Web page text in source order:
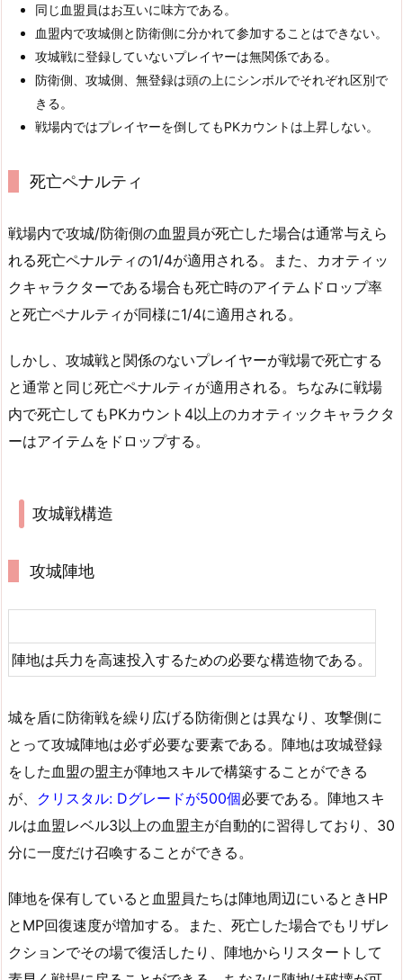
同じ血盟員はお互いに味方である。
血盟内で攻城側と防衛側に分かれて参加することはできない。
攻城戦に登録していないプレイヤーは無関係である。
防衛側、攻城側、無登録は頭の上にシンボルでそれぞれ区別で
きる。
戦場内ではプレイヤーを倒してもPKカウントは上昇しない。
死亡ペナルティ
戦場内で攻城/防衛側の血盟員が死亡した場合は通常与えら
れる死亡ペナルティの1/4が適用される。また、カオティッ
クキャラクターである場合も死亡時のアイテムドロップ率
と死亡ペナルティが同様に1/4に適用される。
しかし、攻城戦と関係のないプレイヤーが戦場で死亡する
と通常と同じ死亡ペナルティが適用される。ちなみに戦場
内で死亡してもPKカウント4以上のカオティックキャラクタ
ーはアイテムをドロップする。
攻城戦構造
攻城陣地
陣地は兵力を高速投入するための必要な構造物である。
城を盾に防衛戦を繰り広げる防衛側とは異なり、攻撃側に
とって攻城陣地は必ず必要な要素である。陣地は攻城登録
をした血盟の盟主が陣地スキルで構築することができる
が、 クリスタル: Dグレードが500個必要である。陣地スキ
ルは血盟レベル3以上の血盟主が自動的に習得しており、30
分に一度だけ召喚することができる。
陣地を保有していると血盟員たちは陣地周辺にいるときHP
とMP回復速度が増加する。また、死亡した場合でもリザレ
クションでその場で復活したり、陣地からリスタートして